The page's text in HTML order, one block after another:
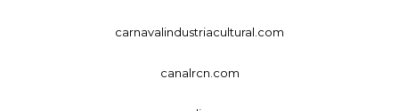
carnavalindustriacultural.com
canalrcn.com